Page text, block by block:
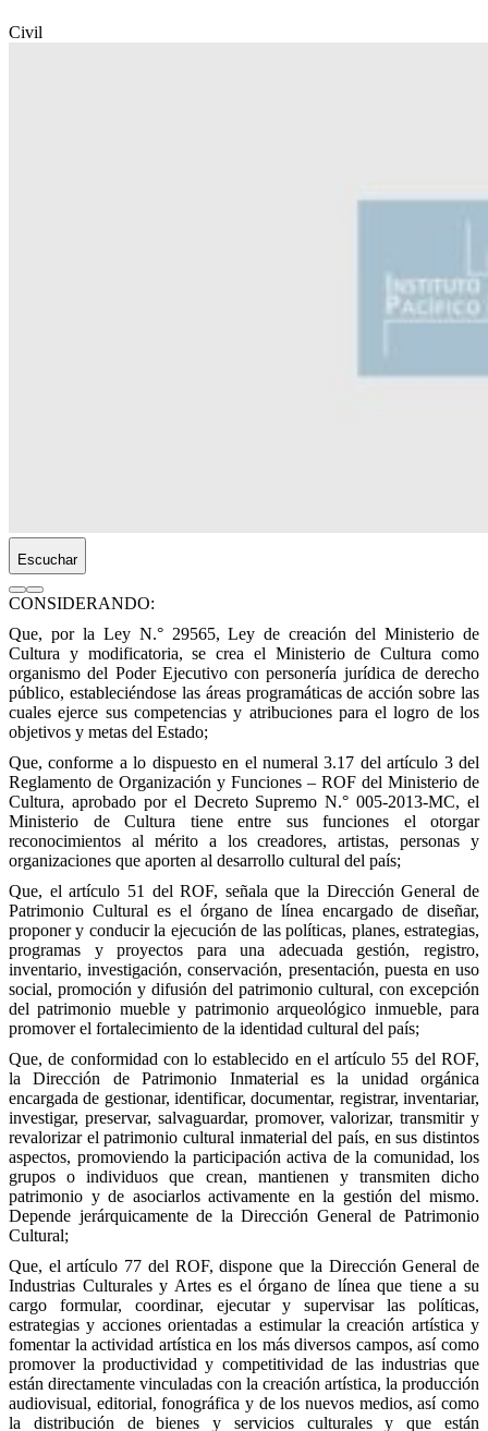
Civil
Escuchar
CONSIDERANDO:
Que, por la Ley N.° 29565, Ley de creación del Ministerio de
Cultura y modificatoria, se crea el Ministerio de Cultura como
organismo del Poder Ejecutivo con personería jurídica de derecho
público, estableciéndose las áreas programáticas de acción sobre las
cuales ejerce sus competencias y atribuciones para el logro de los
objetivos y metas del Estado;
Que, conforme a lo dispuesto en el numeral 3.17 del artículo 3 del
Reglamento de Organización y Funciones – ROF del Ministerio de
Cultura, aprobado por el Decreto Supremo N.° 005-2013-MC, el
Ministerio de Cultura tiene entre sus funciones el otorgar
reconocimientos al mérito a los creadores, artistas, personas y
organizaciones que aporten al desarrollo cultural del país;
Que, el artículo 51 del ROF, señala que la Dirección General de
Patrimonio Cultural es el órgano de línea encargado de diseñar,
proponer y conducir la ejecución de las políticas, planes, estrategias,
programas y proyectos para una adecuada gestión, registro,
inventario, investigación, conservación, presentación, puesta en uso
social, promoción y difusión del patrimonio cultural, con excepción
del patrimonio mueble y patrimonio arqueológico inmueble, para
promover el fortalecimiento de la identidad cultural del país;
Que, de conformidad con lo establecido en el artículo 55 del ROF,
la Dirección de Patrimonio Inmaterial es la unidad orgánica
encargada de gestionar, identificar, documentar, registrar, inventariar,
investigar, preservar, salvaguardar, promover, valorizar, transmitir y
revalorizar el patrimonio cultural inmaterial del país, en sus distintos
aspectos, promoviendo la participación activa de la comunidad, los
grupos o individuos que crean, mantienen y transmiten dicho
patrimonio y de asociarlos activamente en la gestión del mismo.
Depende jerárquicamente de la Dirección General de Patrimonio
Cultural;
Que, el artículo 77 del ROF, dispone que la Dirección General de
Industrias Culturales y Artes es el órgano de línea que tiene a su
cargo formular, coordinar, ejecutar y supervisar las políticas,
estrategias y acciones orientadas a estimular la creación artística y
fomentar la actividad artística en los más diversos campos, así como
promover la productividad y competitividad de las industrias que
están directamente vinculadas con la creación artística, la producción
audiovisual, editorial, fonográfica y de los nuevos medios, así como
la distribución de bienes y servicios culturales y que están